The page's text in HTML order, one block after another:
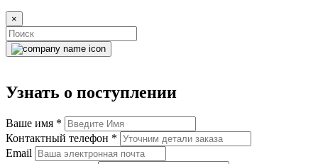
×
Узнать о поступлении
Ваше имя *
Контактный телефон *
Email